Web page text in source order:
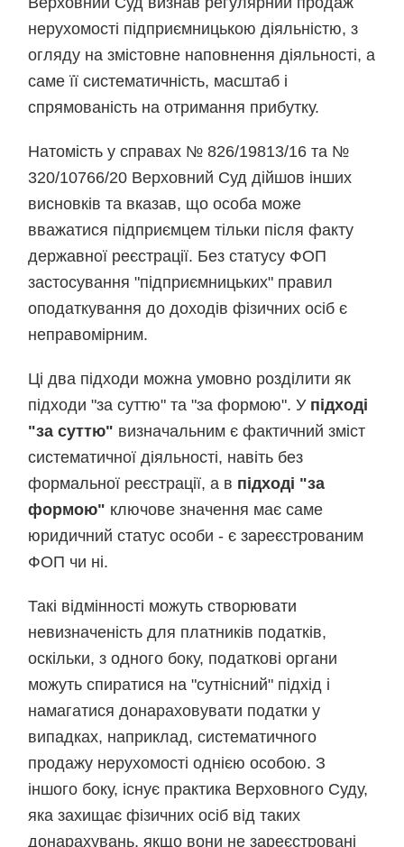
нерухомості підприємницькою діяльністю, з
огляду на змістовне наповнення діяльності, а
саме її систематичність, масштаб і
спрямованість на отримання прибутку.
Натомість у справах № 826/19813/16 та №
320/10766/20 Верховний Суд дійшов інших
висновків та вказав, що особа може
вважатися підприємцем тільки після факту
державної реєстрації. Без статусу ФОП
застосування "підприємницьких" правил
оподаткування до доходів фізичних осіб є
неправомірним.
Ці два підходи можна умовно розділити як
підходи "за суттю" та "за формою". У підході
"за суттю" визначальним є фактичний зміст
систематичної діяльності, навіть без
формальної реєстрації, а в підході "за
формою" ключове значення має саме
юридичний статус особи - є зареєстрованим
ФОП чи ні.
Такі відмінності можуть створювати
невизначеність для платників податків,
оскільки, з одного боку, податкові органи
можуть спиратися на "сутнісний" підхід і
намагатися донараховувати податки у
випадках, наприклад, систематичного
продажу нерухомості однією особою. З
іншого боку, існує практика Верховного Суду,
яка захищає фізичних осіб від таких
донарахувань, якщо вони не зареєстровані